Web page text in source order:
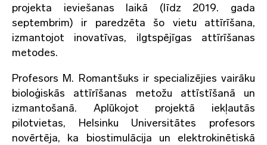
projekta ieviešanas laikā (līdz 2019. gada
septembrim) ir paredzēta šo vietu attīrīšana,
izmantojot inovatīvas, ilgtspējīgas attīrīšanas
metodes.
Profesors M. Romantšuks ir specializējies vairāku
bioloģiskās attīrīšanas metožu attīstīšanā un
izmantošanā. Aplūkojot projektā iekļautās
pilotvietas, Helsinku Universitātes profesors
novērtēja, ka biostimulācija un elektrokinētiskā